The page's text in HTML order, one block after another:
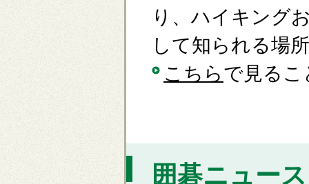
り、ハイキング
して知られる場
こちらで見るこ
囲碁ニュー